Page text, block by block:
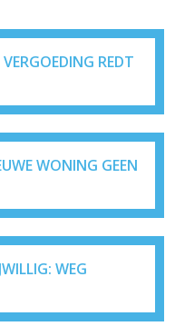
REDT
WONING GEEN
WEG